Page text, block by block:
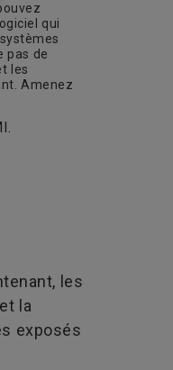
qui
pas de
les
Amenez
les
la
exposés